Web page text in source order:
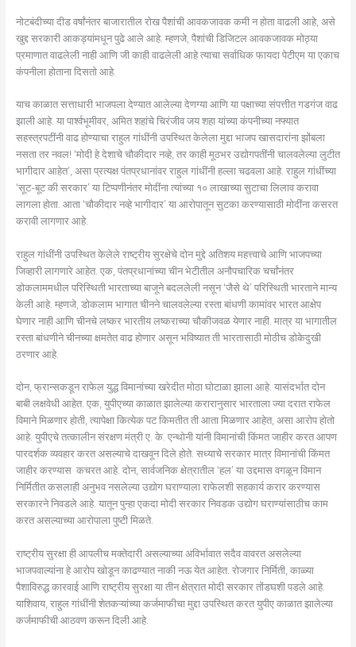
नोटबंदीच्या दीड वर्षांनंतर बाजारातील रोख पैशांची आवकजावक कमी न होता वाढली आहे, असे
खुद्द सरकारी आकड्यांमधून पुढे आले आहे. म्हणजे, पैशांची डिजिटल आवकजावक मोठ्या
प्रमाणात वाढलेली नाही आणि जी काही वाढलेली आहे त्याचा सर्वाधिक फायदा पेटीएम या एकाच
कंपनीला होताना दिसतो आहे.
याच काळात सत्ताधारी भाजपला देण्यात आलेल्या देणग्या आणि या पक्षाच्या संपत्तीत गडगंज वाढ
झाली आहे. या पार्श्वभूमीवर, अमित शहांचे चिरंजीव जय शहा यांच्या कंपनीच्या नफ्यात
सहस्त्रपटींनी वाढ होण्याचा राहुल गांधींनी उपस्थित केलेला मुद्दा भाजप खासदारांना झोंबला
नसता तर नवल! ‘मोदी हे देशाचे चौकीदार नव्हे, तर काही मूठभर उद्योगपतींनी चालवलेल्या लुटीत
भागीदार आहेत’, असा प्रत्यक्ष पंतप्रधानांवर राहुल गांधींनी हल्ला चढवला आहे. राहुल गांधींच्या
‘सूट-बूट की सरकार’ या टिप्पणीनंतर मोदींना त्यांच्या १० लाखाच्या सुटाचा लिलाव करावा
लागला होता. आता ‘चौकीदार नव्हे भागीदार’ या आरोपातून सुटका करण्यासाठी मोदींना कसरत
करावी लागणार आहे.
राहुल गांधींनी उपस्थित केलेले राष्ट्रीय सुरक्षेचे दोन मुद्दे अतिशय महत्त्वाचे आणि भाजपच्या
जिव्हारी लागणारे आहेत. एक, पंतप्रधानांच्या चीन भेटीतील अनौपचारिक चर्चांनंतर
डोकलाममधील परिस्थिती भारताच्या बाजूने बदललेली नसून ‘जैसे थे’ परिस्थिती भारताने मान्य
केली आहे. म्हणजे, डोकलाम भागात चीनने चालवलेल्या रस्ता बांधणी कामांवर भारत आक्षेप
घेणार नाही आणि चीनचे लष्कर भारतीय लष्कराच्या चौकीजवळ येणार नाही. मात्र या भागातील
रस्ता बांधणीने चीनच्या क्षमतेत वाढ होणार असून भविष्यात ती भारतासाठी मोठीच डोकेदुखी
ठरणार आहे.
दोन, फ्रान्सकडून राफेल युद्ध विमानांच्या खरेदीत मोठा घोटाळा झाला आहे. यासंदर्भात दोन
बाबी लक्षवेधी आहेत. एक, युपीएच्या काळात झालेल्या करारानुसार भारताला ज्या दरात राफेल
विमाने मिळणार होती, त्यापेक्षा कित्येक पट किमतीत ती आता मिळणार आहेत, असा आरोप होतो
आहे. युपीएचे तत्कालीन संरक्षण मंत्री ए. के. एन्थोनी यांनी विमानांची किंमत जाहीर करत आपण
पारदर्शक व्यवहार करत असल्याचे दाखवून दिले होते. सध्याचे सरकार मात्र विमानांची किंमत
जाहीर करण्यास कचरत आहे. दोन, सार्वजनिक क्षेत्रातील ‘हल’ या उद्दमास वगळून विमान
निर्मितीत कसलाही अनुभव नसलेल्या उद्योग घराण्याला राफेलशी सहकार्य करार करण्यास
सरकारने निवडले आहे. यातून पुन्हा एकदा मोदी सरकार निवडक उद्योग घराण्यांसाठीच काम
करत असल्याच्या आरोपाला पुष्टी मिळते.
राष्ट्रीय सुरक्षा ही आपलीच मक्तेदारी असल्याच्या अविर्भावात सदैव वावरत असलेल्या
भाजपवाल्यांना हे आरोप खोडून काढण्यात नाकी नऊ येत आहेत. रोजगार निर्मिती, काळ्या
पैशाविरुद्ध कारवाई आणि राष्ट्रीय सुरक्षा या तीन क्षेत्रात मोदी सरकार तोंडघशी पडले आहे.
याशिवाय, राहुल गांधींनी शेतकऱ्यांच्या कर्जमाफीचा मुद्दा उपस्थित करत युपीए काळात झालेल्या
कर्जमाफीची आठवण करून दिली आहे.